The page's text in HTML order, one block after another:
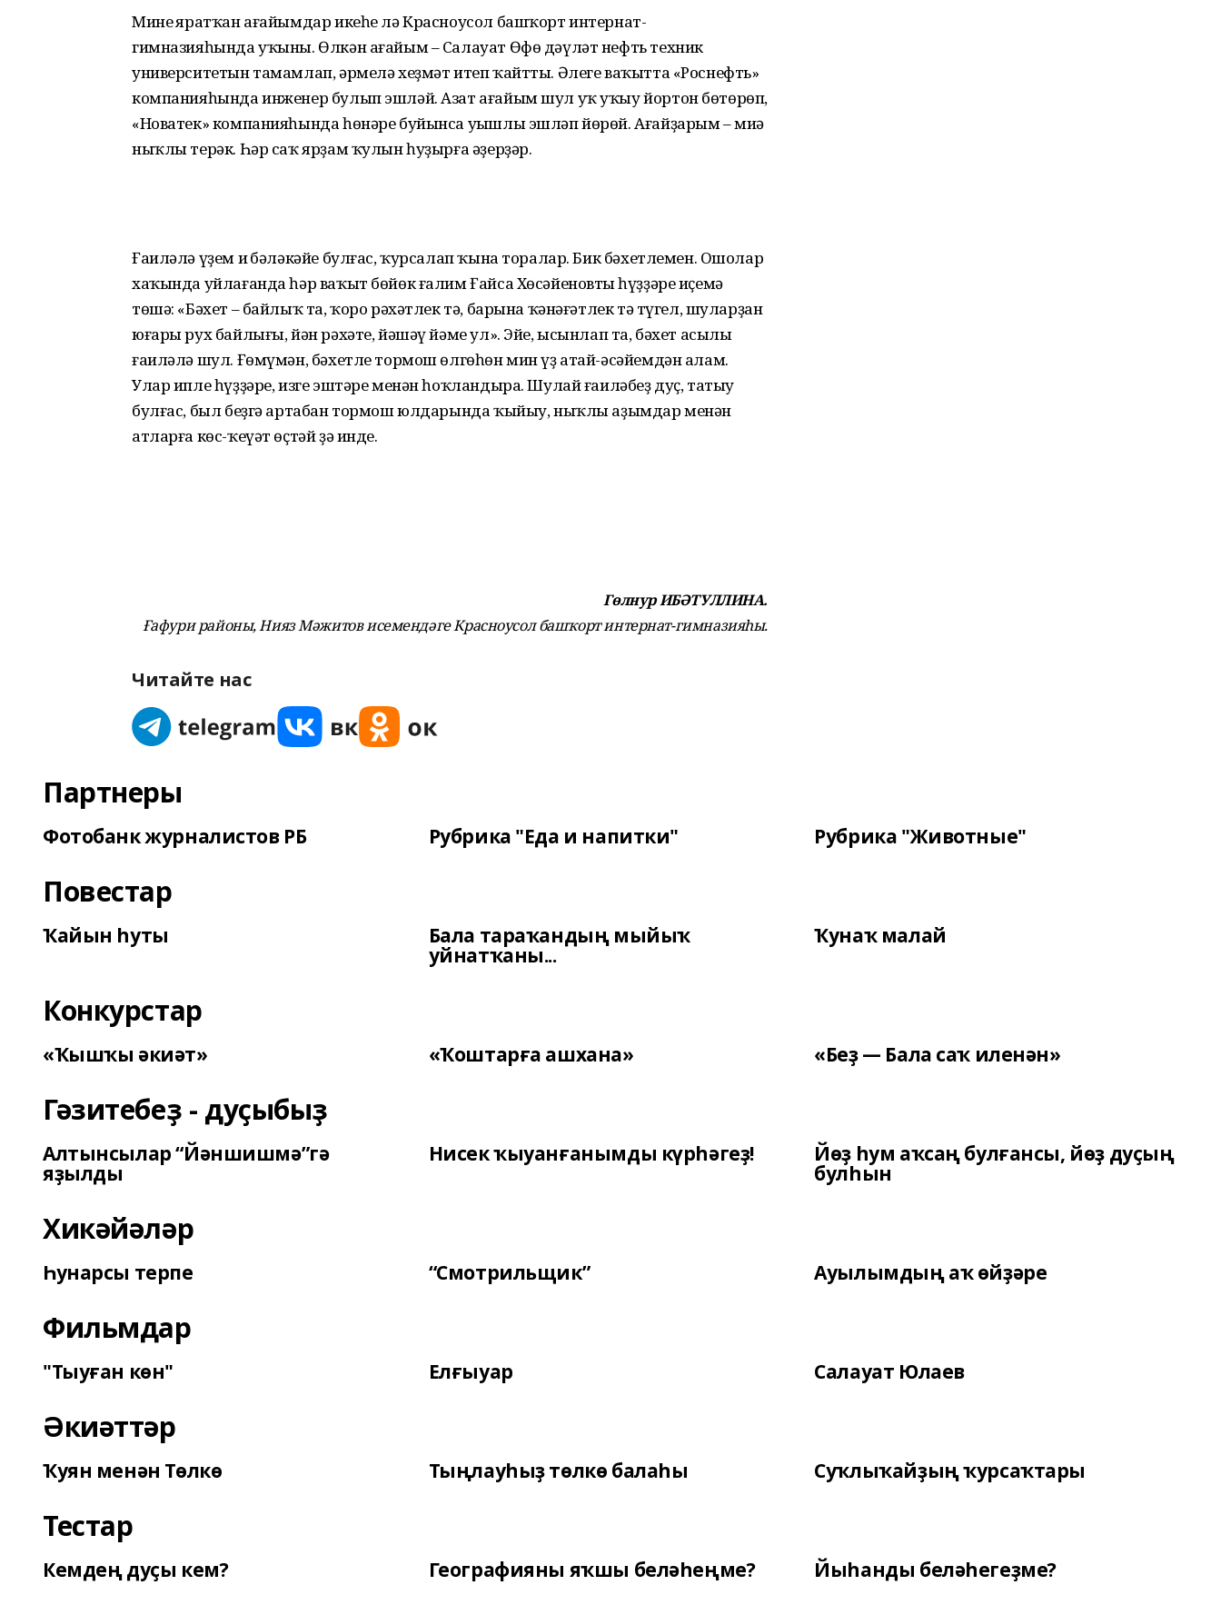
Минең ярат­ҡан ағайымдар икеһе лә Красноусол башҡорт интернат-
гимназияһында уҡыны. Өлкән ағайым – Салауат Өфө дәүләт нефть техник
университетын тамамлап, әрмелә хеҙмәт итеп ҡайтты. Әлеге ваҡытта «Роснефть»
компанияһында инженер булып эшләй. Азат ағайым шул уҡ уҡыу йортон бөтөрөп,
«Новатек» компанияһында һөнәре буйынса уңышлы эшләп йөрөй. Ағайҙарым – миңә
ныҡлы терәк. Һәр саҡ ярҙам ҡулын һуҙыр­ға әҙерҙәр.
Ғаиләлә үҙем иң бәләкәйе булғас, ҡурсалап ҡына торалар. Бик бәхетлемен. Ошолар
хаҡында уйлағанда һәр ваҡыт бөйөк ғалим Ғайса Хөсәйеновтың һүҙҙәре иҫемә
төшә: «Бәхет – байлыҡ та, ҡоро рәхәтлек тә, барына ҡәнәғәтлек тә түгел, шуларҙан
юғары рух байлығы, йән рәхәте, йәшәү йәме ул». Эйе, ысынлап та, бәхет асылы
ғаиләлә шул. Ғөмүмән, бәхетле тормош өлгөһөн мин үҙ атай-әсәйемдән алам.
Улар ипле һүҙҙәре, изге эштәре менән һоҡландыра. Шулай ғаиләбеҙ дуҫ, татыу
булғас, был беҙгә артабан тормош юлдарында ҡыйыу, ныҡлы аҙымдар менән
атларға көс-ҡеүәт өҫтәй ҙә инде.
Гөлнур ИБӘТУЛЛИНА.
Ғафури районы,Нияз Мәжитов исемендәге Красноусол башҡорт интернат-гимназияһы.
Читайте нас
Партнеры
Фотобанк журналистов РБ Рубрика "Еда и напитки" Рубрика "Животные"
Повестар
Ҡайын һуты Бала тараҡандың мыйыҡ
уйнатҡаны...
Ҡунаҡ малай
Конкурстар
«Ҡышҡы әкиәт» «Ҡоштарға ашхана» «Беҙ — Бала саҡ иленән»
Гәзитебеҙ - дуҫыбыҙ
Алтынсылар “Йәншишмә”гә
яҙылды
Нисек ҡыуанғанымды күрһәгеҙ! Йөҙ һум аҡсаң булғансы, йөҙ дуҫың
булһын
Хикәйәләр
Һунарсы терпе “Смотрильщик” Ауылымдың аҡ өйҙәре
Фильмдар
"Тыуған көн" Елғыуар Салауат Юлаев
Әкиәттәр
Ҡуян менән Төлкө Тыңлауһыҙ төлкө балаһы Суҡлыҡайҙың ҡурсаҡтары
Тестар
Кемдең дуҫы кем? Географияны яҡшы беләһеңме? Йыһанды беләһегеҙме?